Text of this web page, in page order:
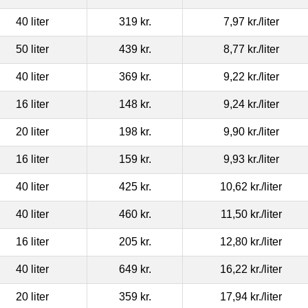
40 liter 319 kr. 7,97 kr./liter
50 liter 439 kr. 8,77 kr./liter
40 liter 369 kr. 9,22 kr./liter
16 liter 148 kr. 9,24 kr./liter
20 liter 198 kr. 9,90 kr./liter
16 liter 159 kr. 9,93 kr./liter
40 liter 425 kr. 10,62 kr./liter
40 liter 460 kr. 11,50 kr./liter
16 liter 205 kr. 12,80 kr./liter
40 liter 649 kr. 16,22 kr./liter
20 liter 359 kr. 17,94 kr./liter